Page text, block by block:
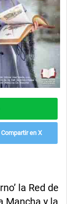
Compartir en X
la Red de
Mancha y la